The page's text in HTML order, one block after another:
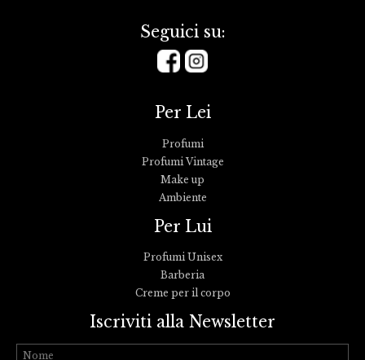
Seguici su:
Per Lei
Profumi
Profumi Vintage
Make up
Ambiente
Per Lui
Profumi Unisex
Barberia
Creme per il corpo
Iscriviti alla Newsletter